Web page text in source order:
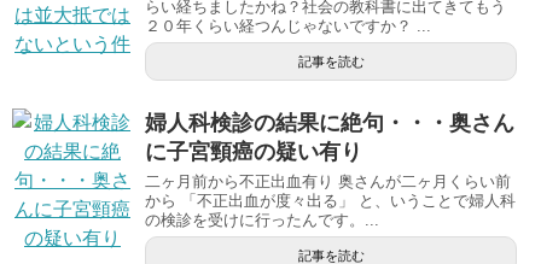
らい経ちましたかね？社会の教科書に出てきてもう
２０年くらい経つんじゃないですか？ ...
記事を読む
婦人科検診の結果に絶句・・・奥さん
に子宮頸癌の疑い有り
二ヶ月前から不正出血有り 奥さんが二ヶ月くらい前
から 「不正出血が度々出る」 と、いうことで婦人科
の検診を受けに行ったんです。...
記事を読む